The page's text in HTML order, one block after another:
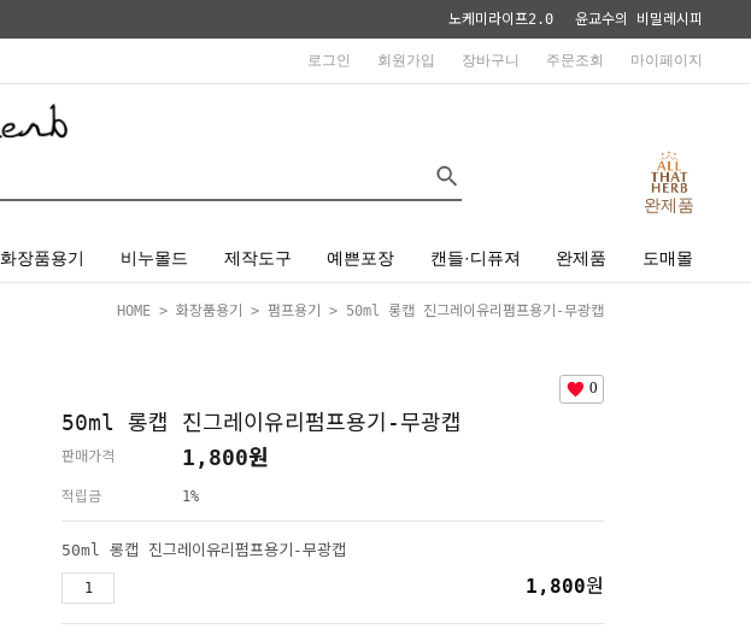
노케미라이프2.0 윤교수의 비밀레시피
로그인 회원가입 장바구니 주문조회 마이페이지
완제품
화장품용기 비누몰드 제작도구 예쁜포장 캔들·디퓨져 완제품 도매몰
HOME > 화장품용기 > 펌프용기 > 50ml 롱캡 진그레이유리펌프용기-무광캡
0
50ml 롱캡 진그레이유리펌프용기-무광캡
판매가격 1,800원
적립금 1%
50ml 롱캡 진그레이유리펌프용기-무광캡
1,800원